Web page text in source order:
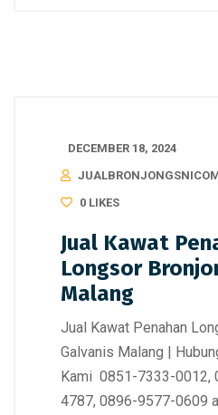
DECEMBER 18, 2024
0 LIKES
Jual Kawat
Longsor
Malang
Jual Kawat Penahan
Galvanis Malang |
Kami 0851-7333-0012,
4787, 0896-9577-0609